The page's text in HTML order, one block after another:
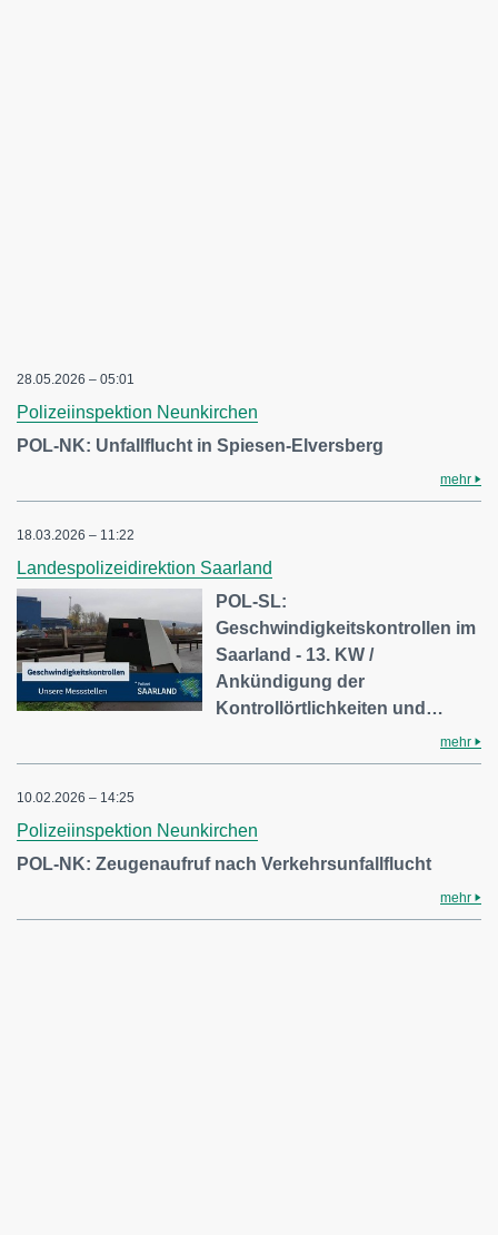
28.05.2026 – 05:01
Polizeiinspektion Neunkirchen
POL-NK: Unfallflucht in Spiesen-Elversberg
mehr
18.03.2026 – 11:22
Landespolizeidirektion Saarland
POL-SL:
Geschwindigkeitskontrollen im
Saarland - 13. KW /
Ankündigung der
Kontrollörtlichkeiten und…
mehr
10.02.2026 – 14:25
Polizeiinspektion Neunkirchen
POL-NK: Zeugenaufruf nach Verkehrsunfallflucht
mehr